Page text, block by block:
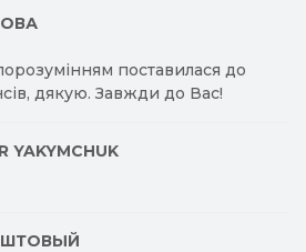
поставилася до
дякую. Завжди до Вас!
YAKYMCHUK